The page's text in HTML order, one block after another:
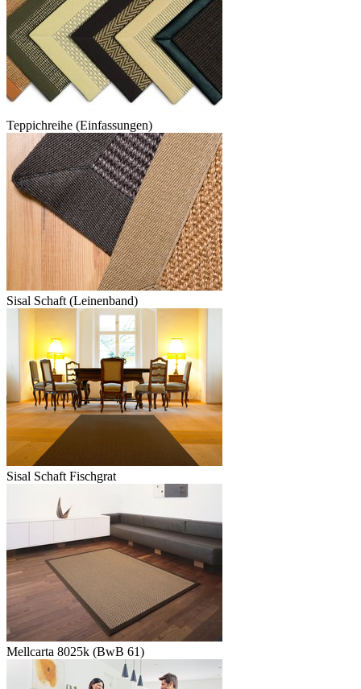
Teppichreihe (Einfassungen)
Sisal Schaft (Leinenband)
Sisal Schaft Fischgrat
Mellcarta 8025k (BwB 61)